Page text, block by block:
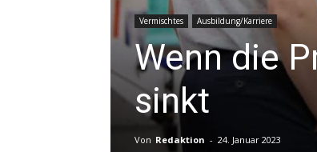
Vermischtes Ausbildung/Karriere
Wenn die
sinkt
Von Redaktion - 24. Januar 2023